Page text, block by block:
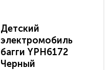
Детский
электромобиль
багги YPH6172
Черный